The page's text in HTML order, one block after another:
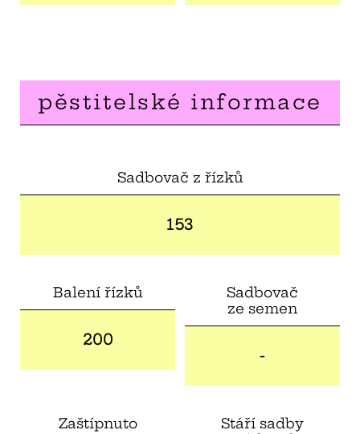
pěstitelské informace
Sadbovač z řízků
153
Balení řízků
200
Sadbovač
ze semen
-
Zaštípnuto
Stáří sadby